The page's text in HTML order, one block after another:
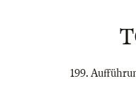
199.